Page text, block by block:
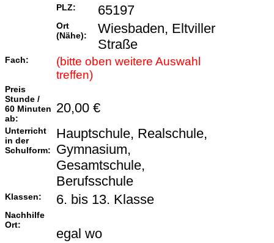
PLZ: 65197
Ort
(Nähe):
Wiesbaden, Eltviller
Straße
Fach:
(bitte oben weitere Auswahl
treffen)
Preis
Stunde /
60 Minuten
ab:
20,00 €
Unterricht
in der
Schulform:
Hauptschule, Realschule,
Gymnasium,
Gesamtschule,
Berufsschule
Klassen: 6. bis 13. Klasse
Nachhilfe
Ort:
egal wo